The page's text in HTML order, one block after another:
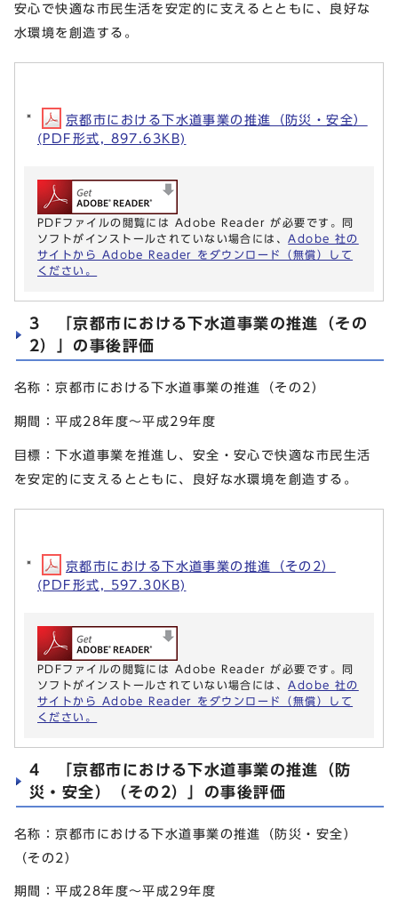
安心で快適な市民生活を安定的に支えるとともに、良好な
水環境を創造する。
京都市における下水道事業の推進（防災・安全）
(PDF形式, 897.63KB)
PDFファイルの閲覧には Adobe Reader が必要です。同
ソフトがインストールされていない場合には、 Adobe 社の
サイトから Adobe Reader をダウンロード（無償）して
ください。
3 「京都市における下水道事業の推進（その
2）」の事後評価
名称：京都市における下水道事業の推進（その2）
期間：平成28年度～平成29年度
目標：下水道事業を推進し、安全・安心で快適な市民生活
を安定的に支えるとともに、良好な水環境を創造する。
京都市における下水道事業の推進（その2）
(PDF形式, 597.30KB)
PDFファイルの閲覧には Adobe Reader が必要です。同
ソフトがインストールされていない場合には、 Adobe 社の
サイトから Adobe Reader をダウンロード（無償）して
ください。
4 「京都市における下水道事業の推進（防
災・安全）（その2）」の事後評価
名称：京都市における下水道事業の推進（防災・安全）
（その2）
期間：平成28年度～平成29年度